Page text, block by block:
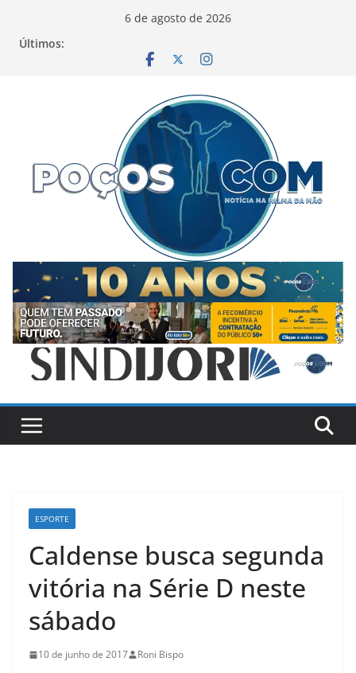
6 de agosto de 2026
Últimos:
ESPORTE
Caldense busca segunda
vitória na Série D neste
sábado
10 de junho de 2017 Roni Bispo